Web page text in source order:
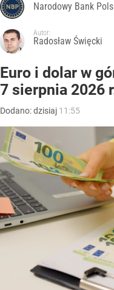
Narodowy Bank
Autor:
Radosław Święcki
Euro i dolar w
7 sierpnia 2026
Dodano:dzisiaj 11:55